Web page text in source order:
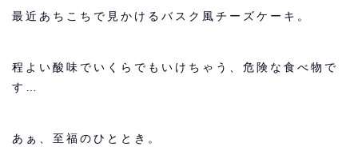
最近あちこちで見かけるバスク風チーズケーキ。
程よい酸味でいくらでもいけちゃう、危険な食べ物で
す…
あぁ、至福のひととき。